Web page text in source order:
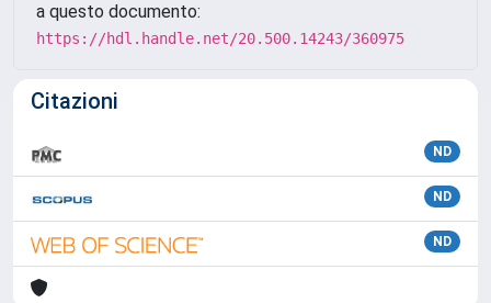
a questo documento:
https://hdl.handle.net/20.500.14243/360975
Citazioni
ND
ND
ND